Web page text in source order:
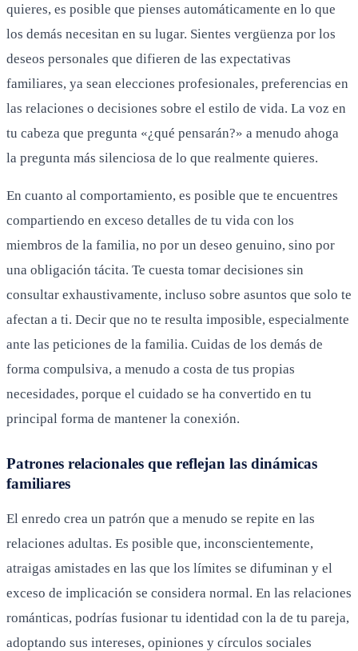
quieres, es posible que pienses automáticamente en lo que
los demás necesitan en su lugar. Sientes vergüenza por los
deseos personales que difieren de las expectativas
familiares, ya sean elecciones profesionales, preferencias en
las relaciones o decisiones sobre el estilo de vida. La voz en
tu cabeza que pregunta «¿qué pensarán?» a menudo ahoga
la pregunta más silenciosa de lo que realmente quieres.
En cuanto al comportamiento, es posible que te encuentres
compartiendo en exceso detalles de tu vida con los
miembros de la familia, no por un deseo genuino, sino por
una obligación tácita. Te cuesta tomar decisiones sin
consultar exhaustivamente, incluso sobre asuntos que solo te
afectan a ti. Decir que no te resulta imposible, especialmente
ante las peticiones de la familia. Cuidas de los demás de
forma compulsiva, a menudo a costa de tus propias
necesidades, porque el cuidado se ha convertido en tu
principal forma de mantener la conexión.
Patrones relacionales que reflejan las dinámicas
familiares
El enredo crea un patrón que a menudo se repite en las
relaciones adultas. Es posible que, inconscientemente,
atraigas amistades en las que los límites se difuminan y el
exceso de implicación se considera normal. En las relaciones
románticas, podrías fusionar tu identidad con la de tu pareja,
adoptando sus intereses, opiniones y círculos sociales